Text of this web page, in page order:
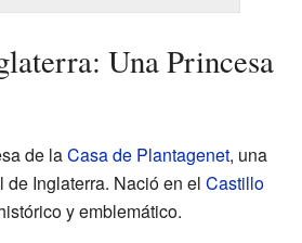
Una Princesa
de laCasa de Plantagenet, una
de Inglaterra. Nació en el Castillo
y emblemático.